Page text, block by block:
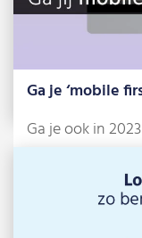
Ga je ‘mobile
Ga je ook in